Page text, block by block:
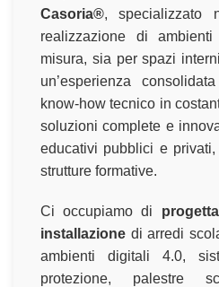
Casoria®, specializzato
realizzazione di
misura, sia per spazi
un’esperienza
know-how tecnico in
soluzioni complete e
educativi pubblici e
strutture formative.
Ci occupiamo di
installazione di arredi
ambienti digitali 4.0,
protezione, palestre